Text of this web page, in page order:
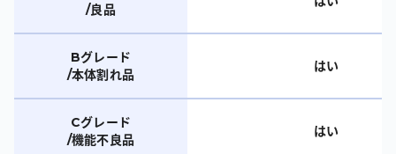
/良品
Bグレード
/本体割れ品
はい
Cグレード
/機能不良品
はい